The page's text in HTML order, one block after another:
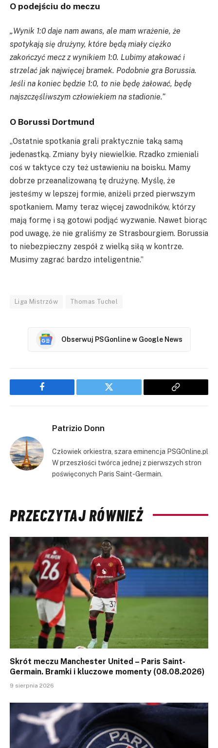
O podejściu do meczu
„Wynik 1:0 daje nam awans, ale mam wrażenie, że
spotykają się drużyny, które będą miały ciężko
zakończyć mecz z wynikiem 1:0. Lubimy atakować i
strzelać jak najwięcej bramek. Podobnie gra Borussia.
Jeśli na koniec będzie 1:0, to nie będę żałować, będę
najszczęśliwszym człowiekiem na stadionie.”
O Borussi Dortmund
„Ostatnie spotkania grali praktycznie taką samą
jedenastką. Zmiany były niewielkie. Rzadko zmieniali
coś w taktyce czy też ustawieniu na boisku. Mamy
dobrze przeanalizowaną tę drużynę. Myślę, że
jesteśmy w lepszej formie, aniżeli przed pierwszym
spotkaniem. Mamy teraz więcej zawodników, którzy
mają formę i są gotowi podjąć wyzwanie. Nawet biorąc
pod uwagę, że nie graliśmy ze Strasbourgiem. Borussia
to niebezpieczny zespół z wielką siłą w kontrze.
Musimy zagrać bardzo inteligentnie.”
Liga Mistrzów Thomas Tuchel
Obserwuj PSGonline w Google News
Facebook Twitter
Copy
Patrizio Donn
Człowiek orkiestra, szara eminencja PSGOnline.pl
W przeszłości twórca jednej z pierwszych stron
poświęconych Paris Saint-Germain.
PRZECZYTAJ RÓWNIEŻ
Skrót meczu Manchester United – Paris Saint-
Germain. Bramki i kluczowe momenty (08.08.2026)
9 sierpnia 2026